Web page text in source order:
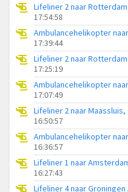
Lifeliner 2 naar
17:54:58
17:39:44
Lifeliner 2 naar
17:25:19
17:07:49
Lifeliner 2 naar
16:50:57
16:36:57
Lifeliner 1 naar
16:27:43
Lifeliner 4 naar